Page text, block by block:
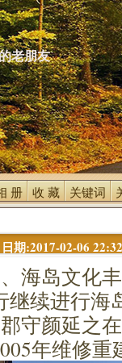
老朋友
册 收 藏 关键词
期:2017-02-06
岛文化丰
继续进行海
颜延之在
年维修重